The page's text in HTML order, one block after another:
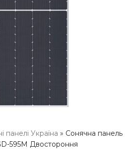
панелі Україна » Сонячна панель
595M Двостороння